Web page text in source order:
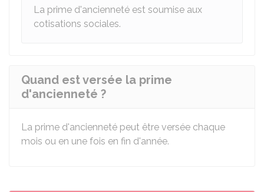
La prime d'ancienneté est soumise aux
cotisations sociales.
Quand est versée la prime
d'ancienneté ?
La prime d'ancienneté peut être versée chaque
mois ou en une fois en fin d'année.